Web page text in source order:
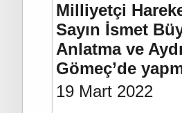
Milliyetçi
Sayın İsmet
Anlatma ve
Gömeç’de
19 Mart 2022